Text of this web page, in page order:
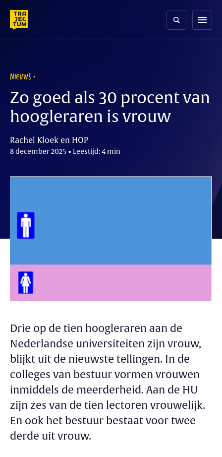
content
menu
NIEUWS
Zo goed als 30 procent van
hoogleraren is vrouw
Rachel Kloek en HOP
8 december 2025 • Leestijd: 4 min
Drie op de tien hoogleraren aan de
Nederlandse universiteiten zijn vrouw,
blijkt uit de nieuwste tellingen. In de
colleges van bestuur vormen vrouwen
inmiddels de meerderheid. Aan de HU
zijn zes van de tien lectoren vrouwelijk.
En ook het bestuur bestaat voor twee
derde uit vrouw.